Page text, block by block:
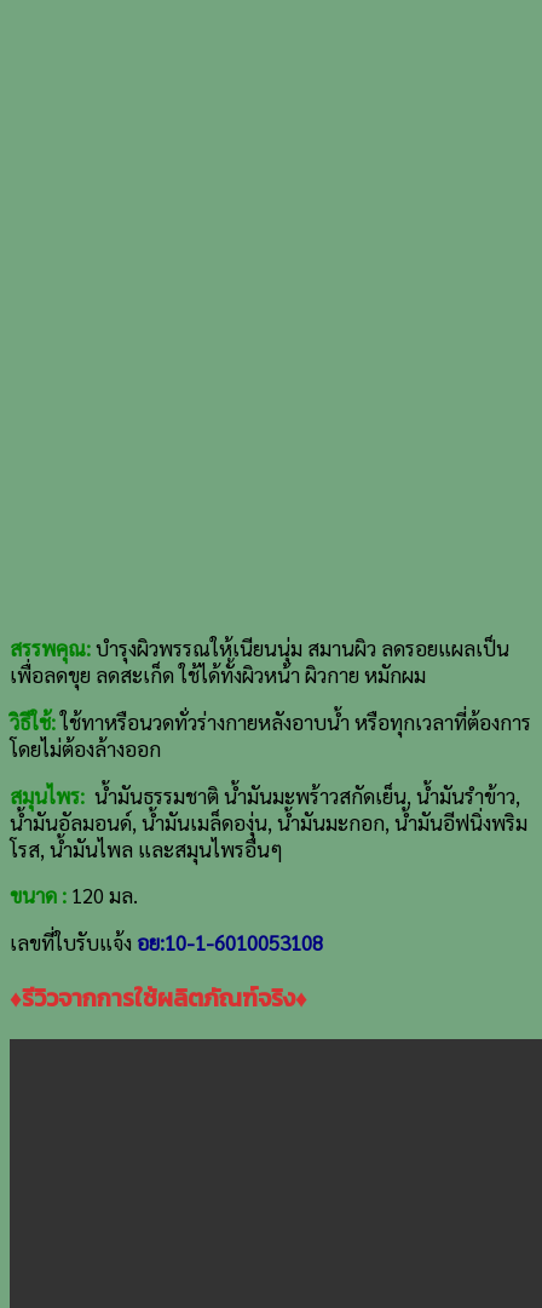
สรรพคุณ:บำรุงผิวพรรณให้เนียนนุ่ม สมานผิว ลดรอยแผลเป็น
เพื่อลดขุย ลดสะเก็ด ใช้ได้ทั้งผิวหน้า ผิวกาย หมักผม
วิธีใช้:ใช้ทาหรือนวดทั่วร่างกายหลังอาบน้ำ หรือทุกเวลาที่ต้องการ
โดยไม่ต้องล้างออก
สมุนไพร: น้ำมันธรรมชาติ น้ำมันมะพร้าวสกัดเย็น, น้ำมันรำข้าว,
น้ำมันอัลมอนด์, น้ำมันเมล็ดองุ่น, น้ำมันมะกอก, น้ำมันอีฟนิ่งพริม
โรส, น้ำมันไพล และสมุนไพรอื่นๆ
ขนาด : 120 มล.
เลขที่ใบรับแจ้ง อย:10-1-6010053108
♦รีวิวจากการใช้ผลิตภัณฑ์จริง♦